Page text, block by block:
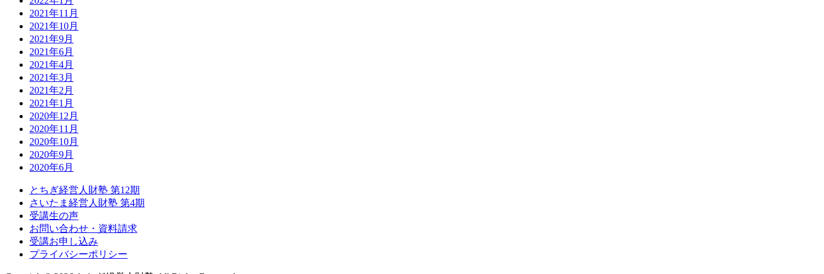
2021年11月
2021年10月
2021年9月
2021年6月
2021年4月
2021年3月
2021年2月
2021年1月
2020年12月
2020年11月
2020年10月
2020年9月
2020年6月
とちぎ経営人財塾 第12期
さいたま経営人財塾 第4期
受講生の声
お問い合わせ・資料請求
受講お申し込み
プライバシーポリシー